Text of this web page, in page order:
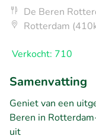
De Beren
Rotterdam
Verkocht: 710
Samenvatting
Geniet van een
Beren in
uit